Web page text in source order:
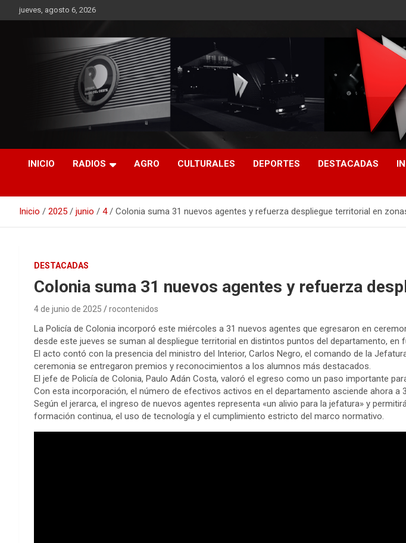
Saltar
al
jueves, agosto 6, 2026
RO CONTENIDOS
INICIO RADIOS AGRO CULTURALES DEPORTES DESTACADAS
Inicio 2025 junio 4 Colonia suma 31 nuevos agentes y refuerza despliegue territorial en
DESTACADAS
Colonia suma 31 nuevos agentes y refuerza
4 de junio de 2025 rocontenidos
La Policía de Colonia incorporó este miércoles a 31 nuevos agentes que egresaron en
desde este jueves se suman al despliegue territorial en distintos puntos del departamento, en
El acto contó con la presencia del ministro del Interior, Carlos Negro, el comando de la
ceremonia se entregaron premios y reconocimientos a los alumnos más destacados.
El jefe de Policía de Colonia, Paulo Adán Costa, valoró el egreso como un paso importante
Con esta incorporación, el número de efectivos activos en el departamento asciende ahora a
Según el jerarca, el ingreso de nuevos agentes representa «un alivio para la jefatura» y
formación continua, el uso de tecnología y el cumplimiento estricto del marco normativo.